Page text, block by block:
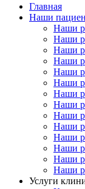
Главная
Наши
Наши
Наши
Наши
Наши
Наши
Наши
Наши
Наши
Наши
Наши
Наши
Наши
Наши
Наши
Услуги